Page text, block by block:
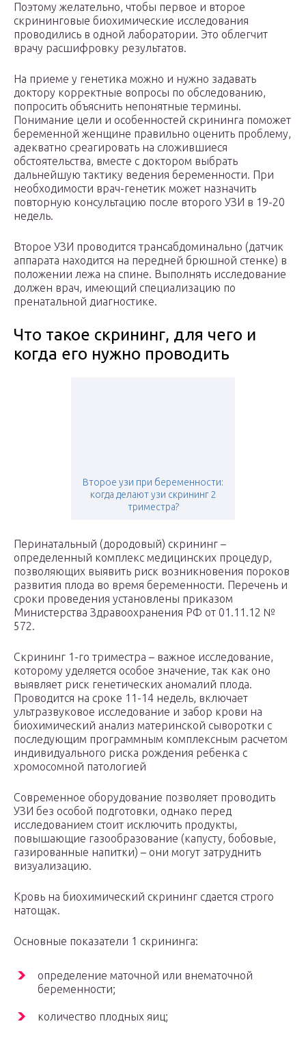
Поэтому желательно, чтобы первое и второе
скрининговые биохимические исследования
проводились в одной лаборатории. Это облегчит
врачу расшифровку результатов.
На приеме у генетика можно и нужно задавать
доктору корректные вопросы по обследованию,
попросить объяснить непонятные термины.
Понимание цели и особенностей скрининга поможет
беременной женщине правильно оценить проблему,
адекватно среагировать на сложившиеся
обстоятельства, вместе с доктором выбрать
дальнейшую тактику ведения беременности. При
необходимости врач-генетик может назначить
повторную консультацию после второго УЗИ в 19-20
недель.
Второе УЗИ проводится трансабдоминально (датчик
аппарата находится на передней брюшной стенке) в
положении лежа на спине. Выполнять исследование
должен врач, имеющий специализацию по
пренатальной диагностике.
Что такое скрининг, для чего и
когда его нужно проводить
Второе узи при беременности:
когда делают узи скрининг 2
триместра?
Перинатальный (дородовый) скрининг –
определенный комплекс медицинских процедур,
позволяющих выявить риск возникновения пороков
развития плода во время беременности. Перечень и
сроки проведения установлены приказом
Министерства Здравоохранения РФ от 01.11.12 №
572.
Скрининг 1-го триместра – важное исследование,
которому уделяется особое значение, так как оно
выявляет риск генетических аномалий плода.
Проводится на сроке 11-14 недель, включает
ультразвуковое исследование и забор крови на
биохимический анализ материнской сыворотки с
последующим программным комплексным расчетом
индивидуального риска рождения ребенка с
хромосомной патологией
Современное оборудование позволяет проводить
УЗИ без особой подготовки, однако перед
исследованием стоит исключить продукты,
повышающие газообразование (капусту, бобовые,
газированные напитки) – они могут затруднить
визуализацию.
Кровь на биохимический скрининг сдается строго
натощак.
Основные показатели 1 скрининга:
определение маточной или внематочной
беременности;
количество плодных яиц;